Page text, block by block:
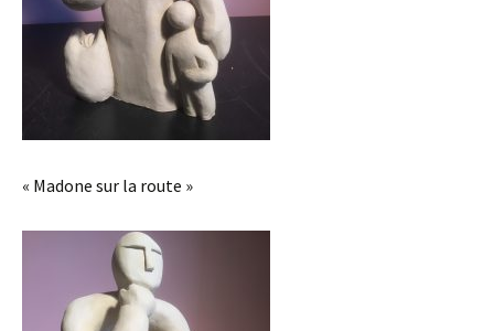
« Madone sur la route »